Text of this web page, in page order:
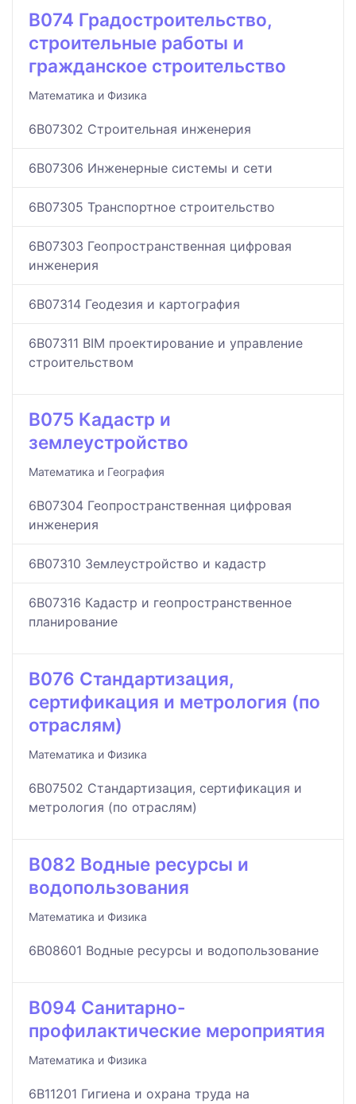
B074 Градостроительство,
строительные работы и
гражданское строительство
Математика и Физика
6B07302 Строительная инженерия
6B07306 Инженерные системы и сети
6B07305 Транспортное строительство
6B07303 Геопространственная цифровая
инженерия
6B07314 Геодезия и картография
6B07311 BIM проектирование и управление
строительством
B075 Кадастр и
землеустройство
Математика и География
6B07304 Геопространственная цифровая
инженерия
6B07310 Землеустройство и кадастр
6B07316 Кадастр и геопространственное
планирование
B076 Стандартизация,
сертификация и метрология (по
отраслям)
Математика и Физика
6B07502 Стандартизация, сертификация и
метрология (по отраслям)
B082 Водные ресурсы и
водопользования
Математика и Физика
6B08601 Водные ресурсы и водопользование
B094 Санитарно-
профилактические мероприятия
Математика и Физика
6B11201 Гигиена и охрана труда на